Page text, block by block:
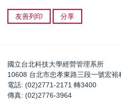
友善列印 分享
國立台北科技大學經營管理系所
10608 台北市忠孝東路三段一號宏裕
電話: (02)2771-2171 轉3400
傳真: (02)2776-3964